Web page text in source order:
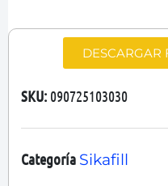
DESCARGAR
SKU: 090725103030
Categoría Sikafill